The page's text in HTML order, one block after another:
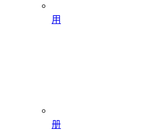
用
册